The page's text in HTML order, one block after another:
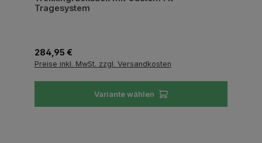
Tragesystem
Regulärer Preis:
284,95 €
Preise inkl. MwSt. zzgl. Versandkosten
Variante wählen